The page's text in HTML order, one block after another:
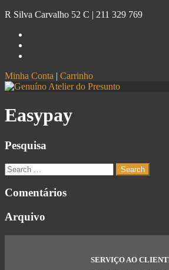
R Silva Carvalho 52 C | 211 329 769
Minha Conta | Carrinho
Easypay
Pesquisa
Comentários
Arquivo
SERVIÇO AO